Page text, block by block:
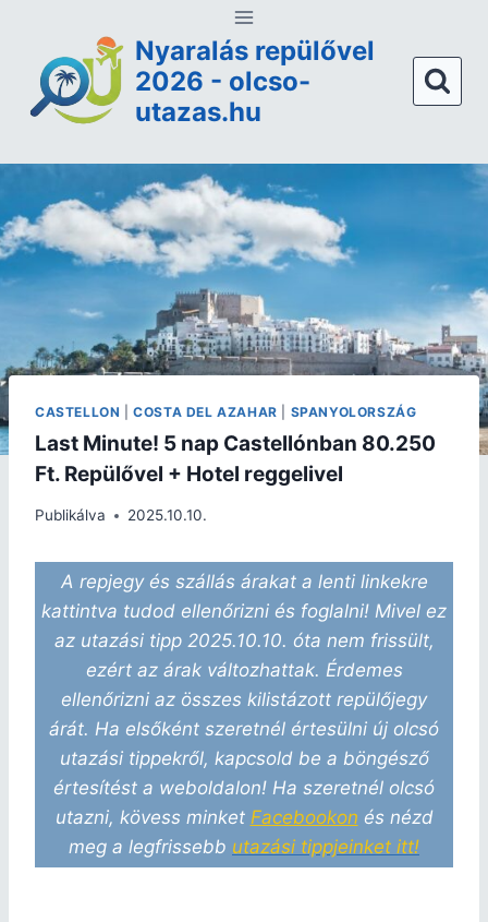
Nyaralás repülővel
2026 - olcso-
utazas.hu
CASTELLON |COSTA DEL AZAHAR SPANYOLORSZÁG
Last Minute! 5 nap Castellónban 80.250
Ft. Repülővel + Hotel reggelivel
Publikálva 2025.10.10.
A repjegy és szállás árakat a lenti linkekre
kattintva tudod ellenőrizni és foglalni! Mivel ez
az utazási tipp 2025.10.10. óta nem frissült,
ezért az árak változhattak. Érdemes
ellenőrizni az összes kilistázott repülőjegy
árát. Ha elsőként szeretnél értesülni új olcsó
utazási tippekről, kapcsold be a böngésző
értesítést a weboldalon! Ha szeretnél olcsó
utazni, kövess minket Facebookon és nézd
meg a legfrissebb utazási tippjeinket itt!